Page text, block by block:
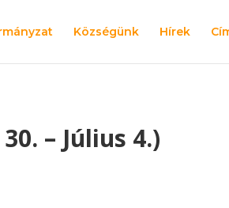
Községünk Hírek
– Július 4.)